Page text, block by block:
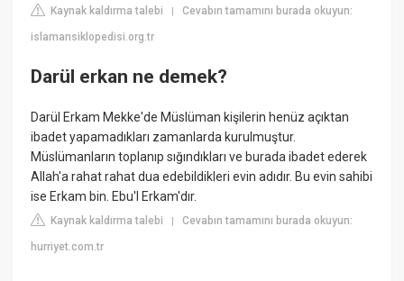
Kaynak kaldırma talebi |Cevabın tamamını burada okuyun:
islamansiklopedisi.org.tr
Darül erkan ne demek?
Darül Erkam Mekke'de Müslüman kişilerin henüz açıktan
ibadet yapamadıkları zamanlarda kurulmuştur.
Müslümanların toplanıp sığındıkları ve burada ibadet ederek
Allah'a rahat rahat dua edebildikleri evin adıdır. Bu evin sahibi
ise Erkam bin. Ebu'l Erkam'dır.
Kaynak kaldırma talebi |Cevabın tamamını burada okuyun:
hurriyet.com.tr